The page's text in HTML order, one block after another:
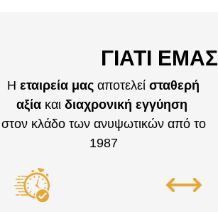
ΓΙΑΤΊ ΕΜΆΣ
Ηεταιρεία μας αποτελείσταθερή
αξίακαι διαχρονική εγγύηση
στον κλάδο των ανυψωτικών από το
1987